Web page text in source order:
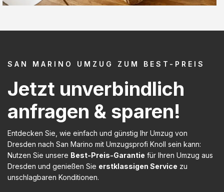
SAN MARINO UMZUG ZUM BEST-PREIS
Jetzt unverbindlich
anfragen & sparen!
Entdecken Sie, wie einfach und günstig Ihr Umzug von
Dresden nach San Marino mit Umzugsprofi Knoll sein kann:
Nutzen Sie unsere Best-Preis-Garantie für Ihren Umzug aus
Dresden und genießen Sie erstklassigen Service zu
unschlagbaren Konditionen.